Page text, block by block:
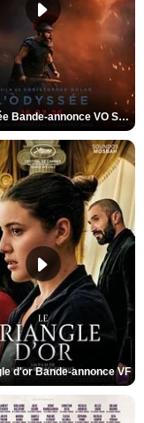
L'Odyssée Bande-annonce VO STFR
d'or Bande-annonce VF